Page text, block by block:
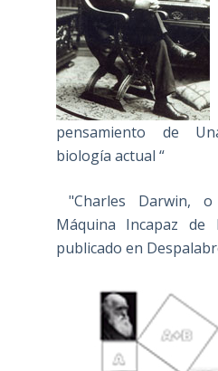
pensamiento de
biología actual “
"Charles Darwin,
Máquina Incapaz de
publicado en